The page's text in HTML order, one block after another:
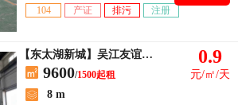
104
产证 排污 注册
【东太湖新城】吴江友谊工业园出租厂房1500平方
9600/1500起租
8 m
0.9
元/㎡/天